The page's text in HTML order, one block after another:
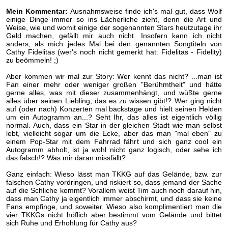
Mein Kommentar: Ausnahmsweise finde ich's mal gut, dass Wolf
einige Dinge immer so ins Lächerliche zieht, denn die Art und
Weise, wie und womit einige der sogenannten Stars heutzutage ihr
Geld machen, gefällt mir auch nicht. Insofern kann ich nicht
anders, als mich jedes Mal bei den genannten Songtiteln von
Cathy Fidelitas (wer's noch nicht gemerkt hat: Fidelitas - Fidelity)
zu beömmeln! ;)
Aber kommen wir mal zur Story: Wer kennt das nicht? ...man ist
Fan einer mehr oder weniger großen "Berühmtheit" und hätte
gerne alles, was mit dieser zusammenhängt, und wüßte gerne
alles über seinen Liebling, das es zu wissen gibt!? Wer ging nicht
auf (oder nach) Konzerten mal backstage und hielt seinen Helden
um ein Autogramm an...? Seht Ihr, das alles ist eigentlich völlig
normal. Auch, dass ein Star in der gleichen Stadt wie man selbst
lebt, vielleicht sogar um die Ecke, aber das man "mal eben" zu
einem Pop-Star mit dem Fahrrad fährt und sich ganz cool ein
Autogramm abholt, ist ja wohl nicht ganz logisch, oder sehe ich
das falsch!? Was mir daran missfällt?
Ganz einfach: Wieso lässt man TKKG auf das Gelände, bzw. zur
falschen Cathy vordringen, und riskiert so, dass jemand der Sache
auf die Schliche kommt? Vorallem weist Tim auch noch darauf hin,
dass man Cathy ja eigentlich immer abschirmt, und dass sie keine
Fans empfinge, und soweiter. Wieso also komplimentiert man die
vier TKKGs nicht höflich aber bestimmt vom Gelände und bittet
sich Ruhe und Erhohlung für Cathy aus?